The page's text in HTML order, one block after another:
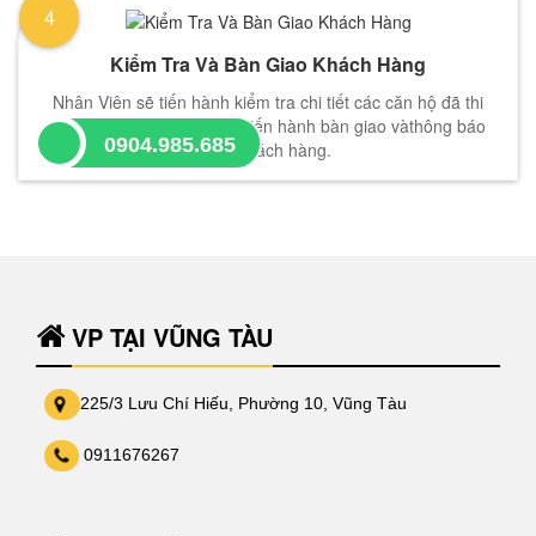
Kiểm Tra Và Bàn Giao Khách Hàng
Nhân Viên sẽ tiến hành kiểm tra chi tiết các căn hộ đã thi
công nếu đủ điều kiện sẽ tiến hành bàn giao vàthông báo
cho khách hàng.
4
VP TẠI VŨNG TÀU
225/3 Lưu Chí Hiếu, Phường 10, Vũng Tàu
0911676267
0904.985.685